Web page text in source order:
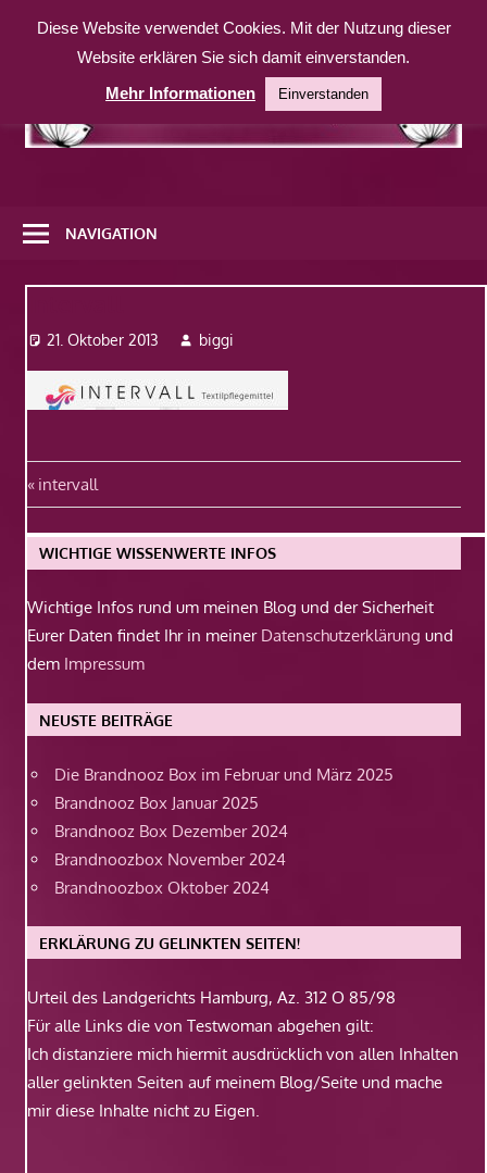
Inhalt
weitere
Website
NAVIGATION
21. Oktober 2013 biggi
Beitragsnavigation
Vorheriger
Beitrag:
intervall
WICHTIGE WISSENWERTE INFOS
Wichtige Infos rund um meinen Blog und der Sicherheit
Eurer Daten findet Ihr in meiner Datenschutzerklärung und
dem Impressum
NEUSTE BEITRÄGE
Die Brandnooz Box im Februar und März 2025
Brandnooz Box Januar 2025
Brandnooz Box Dezember 2024
Brandnoozbox November 2024
Brandnoozbox Oktober 2024
ERKLÄRUNG ZU GELINKTEN SEITEN!
Urteil des Landgerichts Hamburg, Az. 312 O 85/98
Für alle Links die von Testwoman abgehen gilt:
Ich distanziere mich hiermit ausdrücklich von allen Inhalten
aller gelinkten Seiten auf meinem Blog/Seite und mache
mir diese Inhalte nicht zu Eigen.
Diese Website verwendet Cookies. Mit der Nutzung dieser
Website erklären Sie sich damit einverstanden.
Mehr Informationen
Einverstanden